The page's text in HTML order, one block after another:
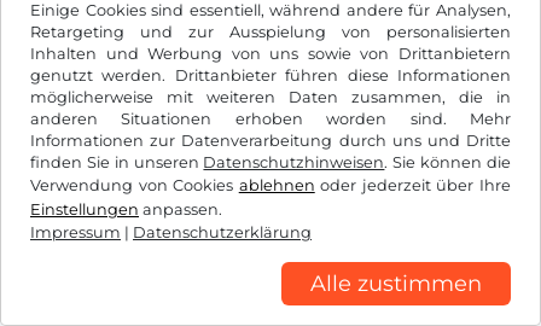
Einige Cookies sind essentiell, während andere für Analysen,
Retargeting und zur Ausspielung von personalisierten
Inhalten und Werbung von uns sowie von Drittanbietern
genutzt werden. Drittanbieter führen diese Informationen
möglicherweise mit weiteren Daten zusammen, die in
anderen Situationen erhoben worden sind. Mehr
Informationen zur Datenverarbeitung durch uns und Dritte
finden Sie in unseren Datenschutzhinweisen. Sie können die
Verwendung von Cookies ablehnen oder jederzeit über Ihre
Einstellungen anpassen.
Impressum | Datenschutzerklärung
Alle zustimmen